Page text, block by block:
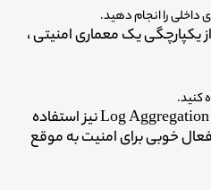
داخلی را انجام دهید.
یکپارچگی یک معماری امنیتی ،
کنید.
همچنین از Risk Correlation و Log Aggregation نیز استفاده
فعال خوبی برای امنیت به موقع